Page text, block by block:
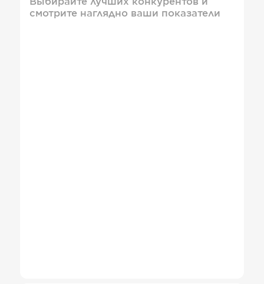
смотрите наглядно ваши показатели